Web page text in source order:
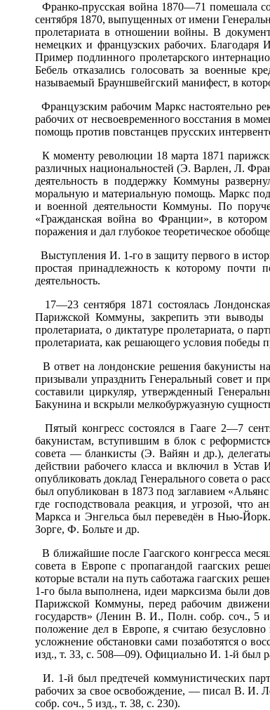
Франко-прусская война 1870—71 помешала
сентября 1870, выпущенных от имени
пролетариата в отношении войны. В
немецких и французских рабочих. Благодаря
Пример подлинного пролетарского
Бебель отказались голосовать за военные
называемый Брауншвейгский манифест, в
Французским рабочим Маркс настоятельно
рабочих от несвоевременного восстания в
помощь против повстанцев прусских
К моменту революции 18 марта 1871
различных национальностей (Э. Варлен, Л.
деятельность в поддержку Коммуны
моральную и материальную помощь. Маркс
и военной деятельности Коммуны. По
«Гражданская война во Франции», в
поражения и дал глубокое теоретическое
Выступления И. 1-го в защиту первого в
простая принадлежность к которому почти
деятельность.
17—23 сентября 1871 состоялась
Парижской Коммуны, закрепить эти выводы
пролетариата, о диктатуре пролетариата, о
пролетариата, как решающего условия победы
В ответ на лондонские решения бакунисты
призывали упразднить Генеральный совет и
составили циркуляр, утвержденный
Бакунина и вскрыли мелкобуржуазную
Пятый конгресс состоялся в Гааге 2—7
бакунистам, вступившим в блок с
совета — бланкисты (Э. Вайян и др.),
действии рабочего класса и включил в
опубликовать доклад Генерального совета о
был опубликован в 1873 под заглавием
где господствовала реакция, и угрозой, что
Маркса и Энгельса был переведён в Нью-
Зорге, Ф. Больте и др.
В ближайшие после Гаагского конгресса
совета в Европе с пропагандой гаагских
которые встали на путь саботажа гаагских
1-го была выполнена, идеи марксизма были
Парижской Коммуны, перед рабочим
государств» (Ленин В. И., Полн. собр. соч., 5
положение дел в Европе, я считаю
усложнение обстановки сами позаботятся о
изд., т. 33, с. 508—09). Официально И. 1-й был
И. 1-й был предтечей коммунистических
рабочих за свое освобождение, — писал В. И.
собр. соч., 5 изд., т. 38, с. 230).